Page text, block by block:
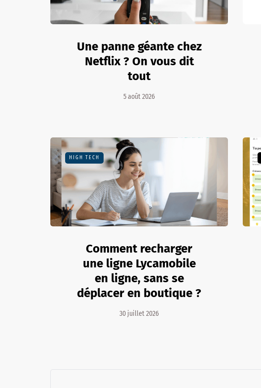
Une panne géante chez
Netflix ? On vous dit
tout
5 août 2026
HIGH TECH
Comment recharger
une ligne Lycamobile
en ligne, sans se
déplacer en boutique ?
30 juillet 2026